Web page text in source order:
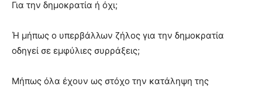
Για την δημοκρατία ή όχι;
Ή μήπως ο υπερβάλλων ζήλος για την δημοκρατία
οδηγεί σε εμφύλιες συρράξεις;
Μήπως όλα έχουν ως στόχο την κατάληψη της